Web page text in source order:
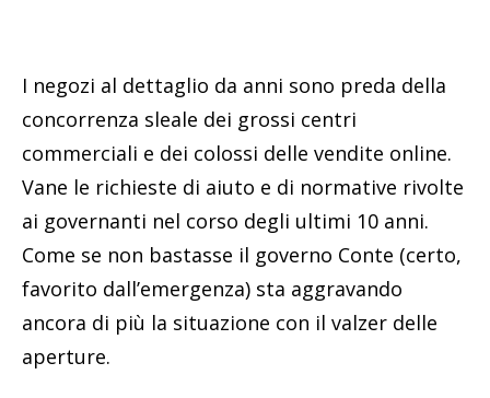
I negozi al dettaglio da anni sono preda della
concorrenza sleale dei grossi centri
commerciali e dei colossi delle vendite online.
Vane le richieste di aiuto e di normative rivolte
ai governanti nel corso degli ultimi 10 anni.
Come se non bastasse il governo Conte (certo,
favorito dall’emergenza) sta aggravando
ancora di più la situazione con il valzer delle
aperture.